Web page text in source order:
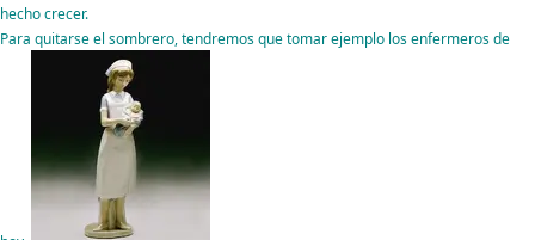
hecho crecer.
Para quitarse el sombrero, tendremos que tomar ejemplo los enfermeros de